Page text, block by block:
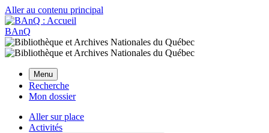
Aller au contenu principal
BAnQ
Menu
Recherche
Mon dossier
Aller sur place
Activités